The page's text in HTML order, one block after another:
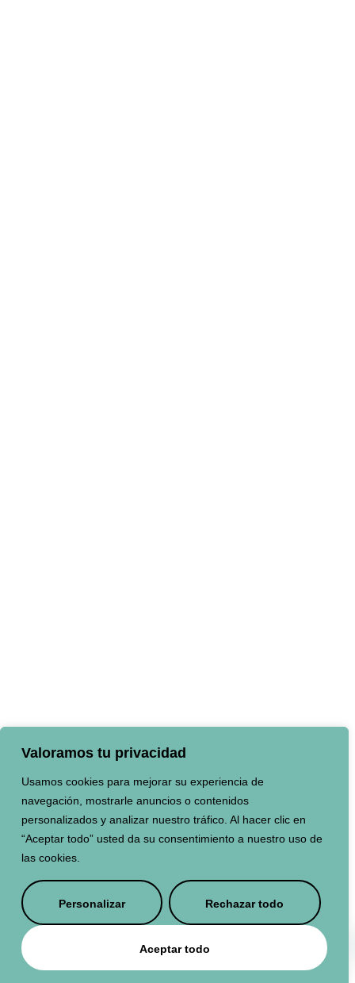
Valoramos tu privacidad
Usamos cookies para mejorar su experiencia de
navegación, mostrarle anuncios o contenidos
personalizados y analizar nuestro tráfico. Al hacer clic en
“Aceptar todo” usted da su consentimiento a nuestro uso de
las cookies.
Personalizar Rechazar todo
Aceptar todo